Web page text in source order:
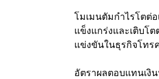
โมเมนตัมกำไรโตต่
แข็งแกร่งและเติบโ
แข่งขันในธุรกิจโทร
อัตราผลตอบแทนเงิ